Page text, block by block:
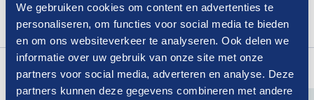
We gebruiken cookies om content en advertenties te
personaliseren, om functies voor social media te bieden
en om ons websiteverkeer te analyseren. Ook delen we
informatie over uw gebruik van onze site met onze
partners voor social media, adverteren en analyse. Deze
partners kunnen deze gegevens combineren met andere
voor leden.
Loginom dit artikel te lezen.
Lees ook eens